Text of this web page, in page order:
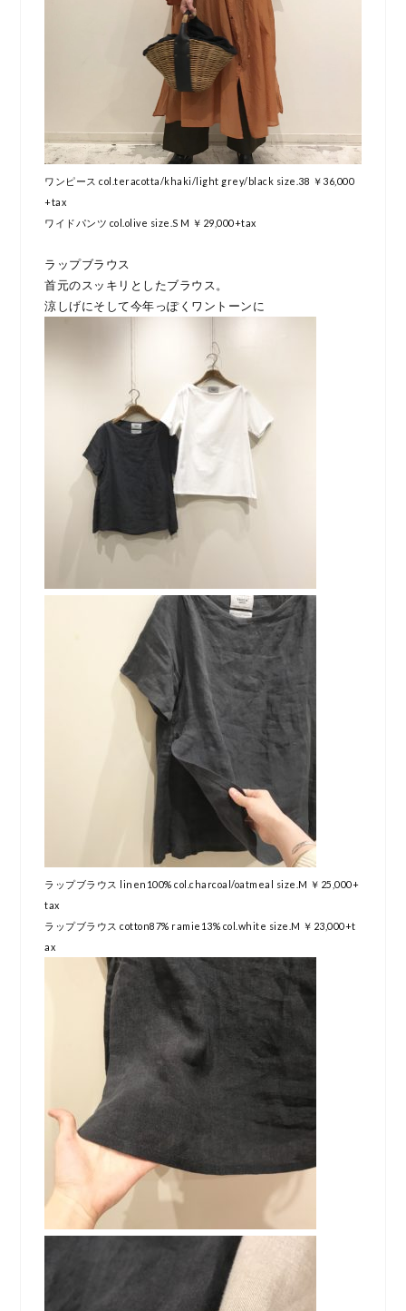
ワンピース col.teracotta/khaki/light grey/black size.38 ￥36,000
+tax
ワイドパンツ col.olive size.S M ￥29,000+tax
ラップブラウス
首元のスッキリとしたブラウス。
涼しげにそして今年っぽくワントーンに
ラップブラウス linen100% col.charcoal/oatmeal size.M ￥25,000+
tax
ラップブラウス cotton87% ramie13% col.white size.M ￥23,000+t
ax